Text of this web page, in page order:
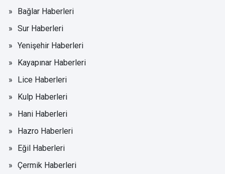
Bağlar Haberleri
Sur Haberleri
Yenişehir Haberleri
Kayapınar Haberleri
Lice Haberleri
Kulp Haberleri
Hani Haberleri
Hazro Haberleri
Eğil Haberleri
Çermik Haberleri